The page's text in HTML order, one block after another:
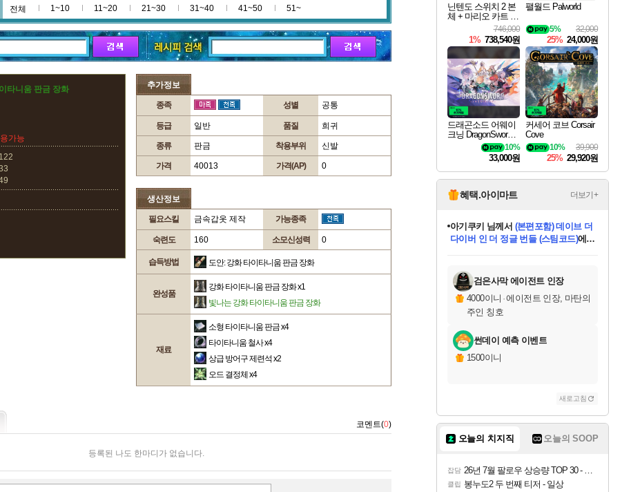
전체 1~10 11~20 21~30 31~40 41~50 51~
타니움 판금 장화
가능
122
추가정보
종족 성별 공통
등급 일반 품질 희귀
종류 판금 착용부위 신발
가격 40013 가격(AP) 0
생산정보
필요스킬 금속갑옷 제작 가능종족
숙련도 160 소모신성력 0
습득방법 도안: 강화 타이타니움 판금 장화
완성품
강화 타이타니움 판금 장화x1
빛나는 강화 타이타니움 판금 장화
재료
소형 타이타니움 판금x4
타이타니움 철사x4
상급 방어구 제련석 x2
오드 결정체 x4
코멘트(0)
등록된 나도 한마디가 없습니다.
닌텐도 스위치 2 본
체 + 마리오 카트 월
746,000
1% 738,540원
팰월드 Palworld
32,000
5%
25% 24,000원
드래곤소드 어웨이
크닝 DragonSword A
10%
33,000원
커세어 코브 Corsair
Cove
39,900
10%
25% 29,920원
혜택.아이마트 더보기+
당첨되셨습니다.
아기쿠키 님께서 (본편포함) 데이브 더
다이버 인 더 정글 번들 (스팀코드)에
당첨되셨습니다.
당첨되셨습니다.
에디션 (스팀코드)를 교환.
당첨되셨습니다.
당첨되셨습니다.
당첨되셨습니다.
당첨되셨습니다.
검은사막 에이전트 인장
4000이니 ·에이전트 인장, 마탄의
주인 칭호
썬데이 예측 이벤트
1500이니
새로고침
오늘의 치지직 오늘의 SOOP
잡담 26년 7월 팔로우 상승량 TOP 30 - 월간 치지직
클립 봉누도2 두 번째 티저 - 일상